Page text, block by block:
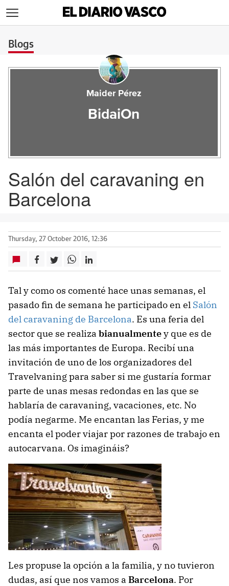
Blogs
Maider Pérez
BidaiOn
Salón del caravaning en
Barcelona
Thursday, 27 October 2016, 12:36
Tal y como os comenté hace unas semanas, el
pasado fin de semana he participado en el Salón
del caravaning de Barcelona. Es una feria del
sector que se realiza bianualmentey que es de
las más importantes de Europa. Recibí una
invitación de uno de los organizadores del
Travelvaning para saber si me gustaría formar
parte de unas mesas redondas en las que se
hablaría de caravaning, vacaciones, etc. No
podía negarme. Me encantan las Ferias, y me
encanta el poder viajar por razones de trabajo en
autocarvana. Os imagináis?
Les propuse la opción a la familia, y no tuvieron
dudas, así que nos vamos a Barcelona. Por